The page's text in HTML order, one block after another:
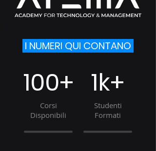
I NUMERI QUI CONTANO
100+
Corsi
Disponibili
1k+
Studenti
Formati